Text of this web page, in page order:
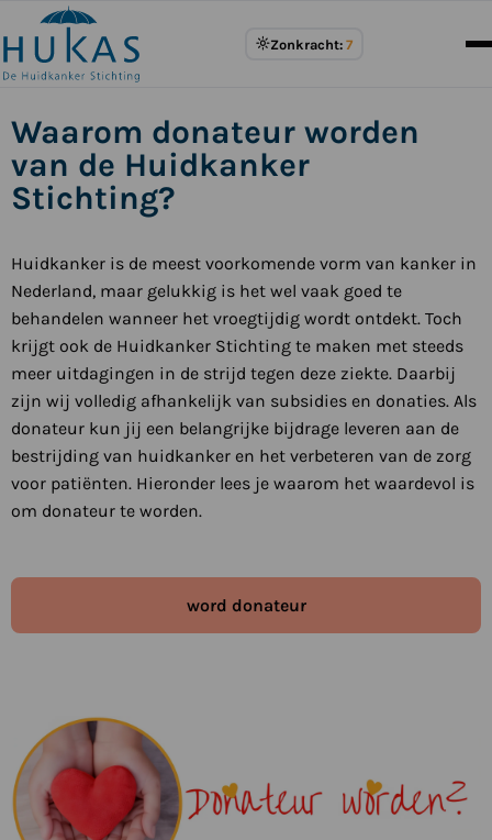
Zonkracht: 7
Index
Waarom donateur worden
van de Huidkanker
Stichting?
Huidkanker is de meest voorkomende vorm van kanker in
Nederland, maar gelukkig is het wel vaak goed te
behandelen wanneer het vroegtijdig wordt ontdekt. Toch
krijgt ook de Huidkanker Stichting te maken met steeds
meer uitdagingen in de strijd tegen deze ziekte. Daarbij
zijn wij volledig afhankelijk van subsidies en donaties. Als
donateur kun jij een belangrijke bijdrage leveren aan de
bestrijding van huidkanker en het verbeteren van de zorg
voor patiënten. Hieronder lees je waarom het waardevol is
om donateur te worden.
word donateur